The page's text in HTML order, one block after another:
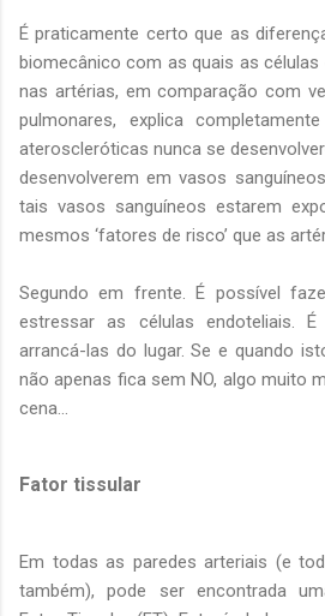
É praticamente certo que as
biomecânico com as quais as
nas artérias, em comparação com
pulmonares, explica
ateroscleróticas nunca se
desenvolverem em vasos
tais vasos sanguíneos estarem
mesmos ‘fatores de risco’ que as
Segundo em frente. É possível
estressar as células endoteliais. É
arrancá-las do lugar. Se e quando
não apenas fica sem NO, algo muito
cena...
Fator tissular
Em todas as paredes arteriais (e
também), pode ser encontrada